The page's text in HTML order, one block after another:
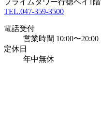
プライムタワー行徳ベイ1階
TEL.047-359-3500
電話受付
営業時間 10:00〜20:00
定休日
年中無休